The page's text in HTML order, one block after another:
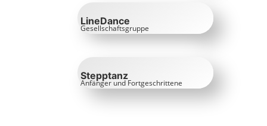
LineDance
Gesellschaftsgruppe
Stepptanz
Anfänger und Fortgeschrittene